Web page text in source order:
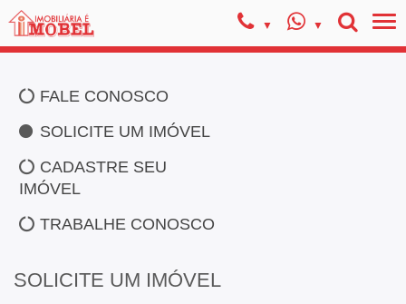
FALE CONOSCO
SOLICITE UM IMÓVEL
CADASTRE SEU
IMÓVEL
TRABALHE CONOSCO
SOLICITE UM IMÓVEL